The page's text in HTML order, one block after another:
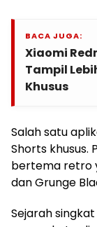
BACA JUGA:
Xiaomi
Tampil
Khusus
Salah satu
Shorts khusus.
bertema retro
dan Grunge
Sejarah